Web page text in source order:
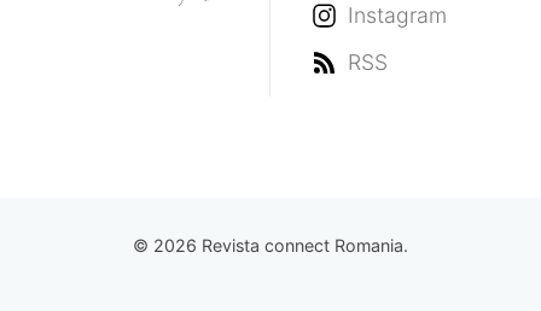
Instagram
RSS
© 2026 Revista connect Romania.